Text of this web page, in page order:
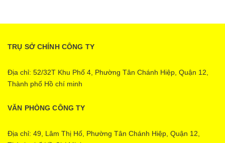
TRỤ SỞ CHÍNH CÔNG TY
Địa chỉ: 52/32T Khu Phố 4, Phường Tân Chánh Hiệp, Quận 12,
Thành phố Hồ chí minh
VĂN PHÒNG CÔNG TY
Địa chỉ: 49, Lâm Thị Hố, Phường Tân Chánh Hiệp, Quận 12,